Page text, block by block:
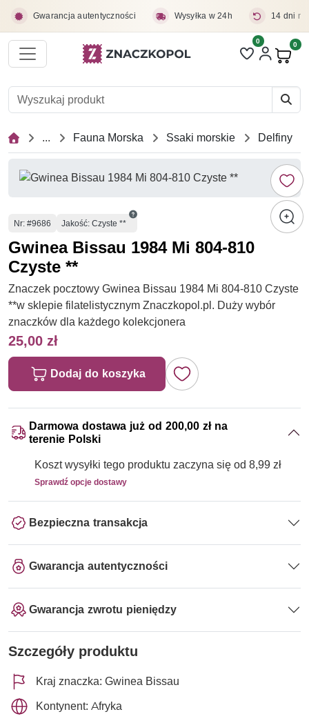
Gwarancja autentyczności Wysyłka w 24h 14 dni
Liczba pozycji
0 0
... Fauna Morska Ssaki morskie Delfiny
Numer
Nr: #9686 Jakość: Czyste **
Gwinea Bissau 1984 Mi 804-810
Czyste **
Znaczek pocztowy Gwinea Bissau 1984 Mi 804-810 Czyste
**w sklepie filatelistycznym Znaczkopol.pl. Duży wybór
znaczków dla każdego kolekcjonera
25,00 zł
Dodaj do koszyka
Darmowa dostawa już od 200,00 zł na
terenie Polski
Koszt wysyłki tego produktu zaczyna się od 8,99 zł
Sprawdź opcje dostawy
Bezpieczna transakcja
Gwarancja autentyczności
Gwarancja zwrotu pieniędzy
Szczegóły produktu
Kraj znaczka: Gwinea Bissau
Kontynent: Afryka